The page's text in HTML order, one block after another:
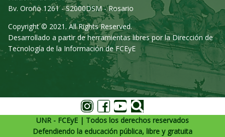
Bv. Oroño 1261 - S2000DSM - Rosario
Copyright © 2021. All Rights Reserved.
Desarrollado a partir de herramientas libres por la Dirección de
Tecnología de la Información de FCEyE
UNR - FCEyE | Todos los derechos reservados
Defendiendo la educación pública, libre y gratuita